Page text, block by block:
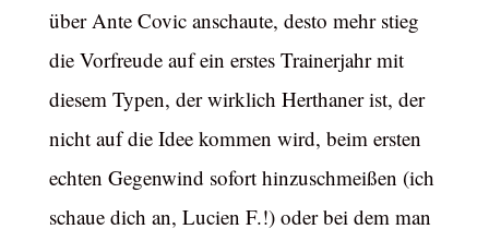
über Ante Covic anschaute, desto mehr stieg
die Vorfreude auf ein erstes Trainerjahr mit
diesem Typen, der wirklich Herthaner ist, der
nicht auf die Idee kommen wird, beim ersten
echten Gegenwind sofort hinzuschmeißen (ich
schaue dich an, Lucien F.!) oder bei dem man